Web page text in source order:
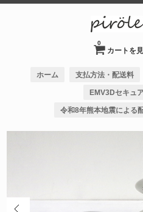
カートを
0
ホーム 支払方法・配送料
EMV3Dセキュ
令和8年熊本地震による